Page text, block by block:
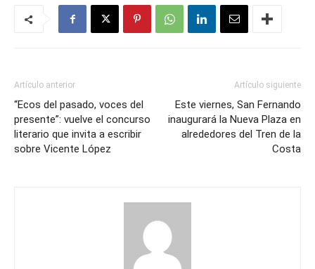
Artículo anterior
“Ecos del pasado, voces del
presente”: vuelve el concurso
literario que invita a escribir
sobre Vicente López
Artículo siguiente
Este viernes, San Fernando
inaugurará la Nueva Plaza en
alrededores del Tren de la
Costa